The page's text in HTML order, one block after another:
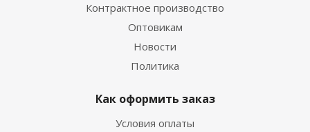
Контрактное производство
Оптовикам
Новости
Политика
Как оформить заказ
Условия оплаты